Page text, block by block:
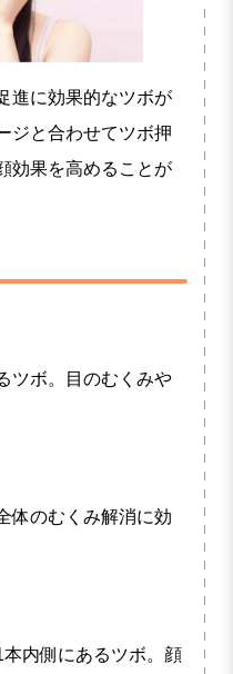
進に効果的なツボが
ジと合わせてツボ押
効果を高めることが
ツボ。目のむくみや
体のむくみ解消に効
内側にあるツボ。顔